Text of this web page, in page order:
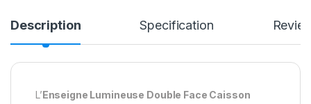
Description Specification
L’Enseigne Lumineuse Double Face Caisson